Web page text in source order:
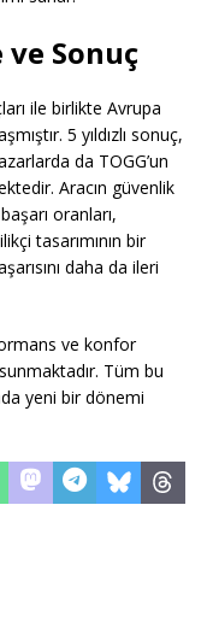
Sonuç
ile birlikte Avrupa
5 yıldızlı sonuç,
da TOGG’un
Aracın güvenlik
oranları,
tasarımının bir
daha da ileri
ve konfor
Tüm bu
yeni bir dönemi